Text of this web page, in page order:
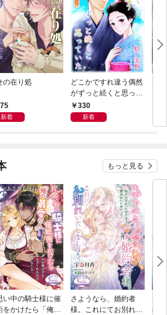
の在り処
新着
どこかですれ違う偶然
がずっと続くと思って
いた330
新着
チ
もっと見る
い中の騎士様に催
をかけたら「俺の
さようなら、婚約者
様。これにてお別れい
様